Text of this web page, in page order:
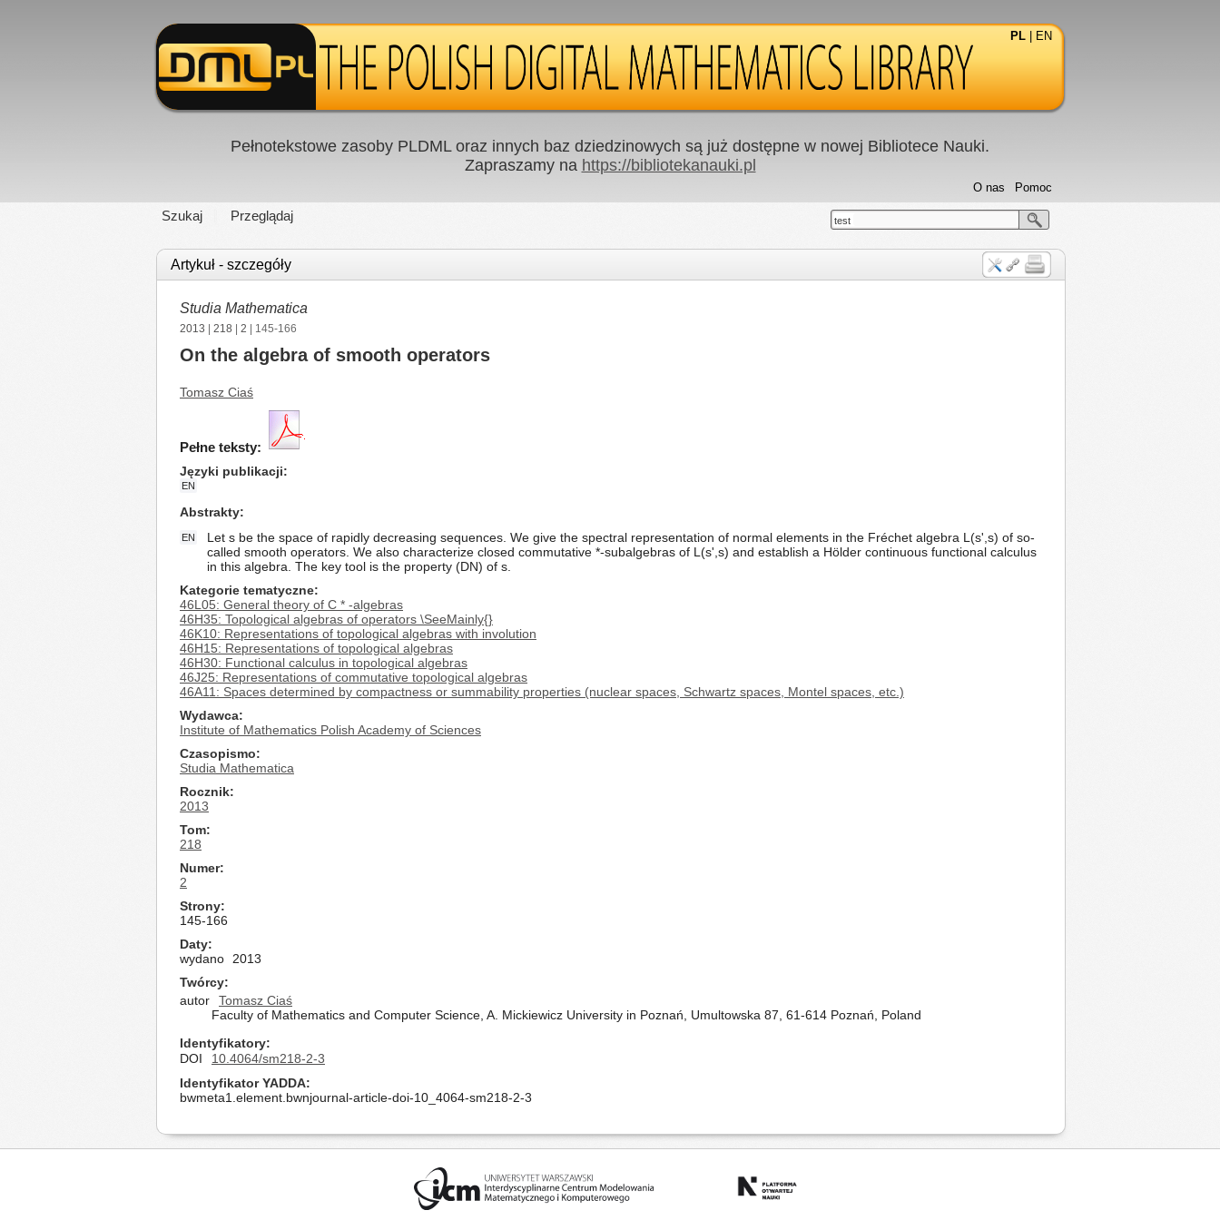
PL EN
Pełnotekstowe zasoby PLDML oraz innych baz dziedzinowych są już dostępne w nowej Bibliotece Nauki.
Zapraszamy na https://bibliotekanauki.pl
Szukaj Przeglądaj
Pomoc
O nas
test
Artykuł - szczegóły
Studia Mathematica
2013 218 2 | 145-166
On the algebra of smooth operators
Tomasz Ciaś
Pełne teksty:
Języki publikacji
EN
Abstrakty
EN
Let s be the space of rapidly decreasing sequences. We give the spectral representation of normal elements in the Fréchet algebra L(s',s) of so-
called smooth operators. We also characterize closed commutative *-subalgebras of L(s',s) and establish a Hölder continuous functional calculus
in this algebra. The key tool is the property (DN) of s.
Kategorie tematyczne
46L05: General theory of C * -algebras
46H35: Topological algebras of operators \SeeMainly{}
46K10: Representations of topological algebras with involution
46H15: Representations of topological algebras
46H30: Functional calculus in topological algebras
46J25: Representations of commutative topological algebras
46A11: Spaces determined by compactness or summability properties (nuclear spaces, Schwartz spaces, Montel spaces, etc.)
Wydawca
Institute of Mathematics Polish Academy of Sciences
Czasopismo
Studia Mathematica
Rocznik
2013
Tom
218
Numer
2
Strony
145-166
Daty
wydano
2013
Twórcy
autor
Tomasz Ciaś
Faculty of Mathematics and Computer Science, A. Mickiewicz University in Poznań, Umultowska 87, 61-614 Poznań, Poland
Identyfikatory
DOI
10.4064/sm218-2-3
Identyfikator YADDA
bwmeta1.element.bwnjournal-article-doi-10_4064-sm218-2-3